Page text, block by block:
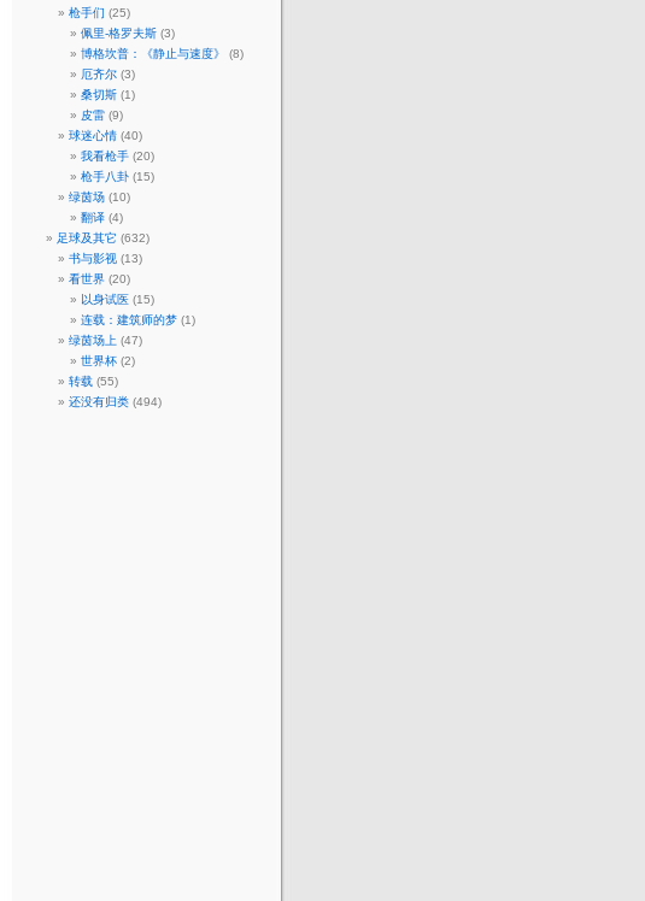
枪手们 (25)
佩里-格罗夫斯 (3)
博格坎普：《静止与速度》
(8)
厄齐尔 (3)
桑切斯 (1)
皮雷 (9)
球迷心情 (40)
我看枪手 (20)
枪手八卦 (15)
绿茵场 (10)
翻译 (4)
足球及其它 (632)
书与影视 (13)
看世界 (20)
以身试医 (15)
连载：建筑师的梦 (1)
绿茵场上 (47)
世界杯 (2)
转载 (55)
还没有归类 (494)